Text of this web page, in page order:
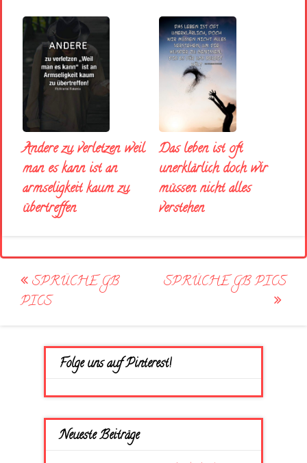
Andere zu verletzen weil
man es kann ist an
armseligkeit kaum zu
übertreffen
Das leben ist oft
unerklärlich doch wir
müssen nicht alles
verstehen
Post
navigation
SPRÜCHE GB
PICS
SPRÜCHE GB PICS
Folge uns auf Pinterest!
Neueste Beiträge